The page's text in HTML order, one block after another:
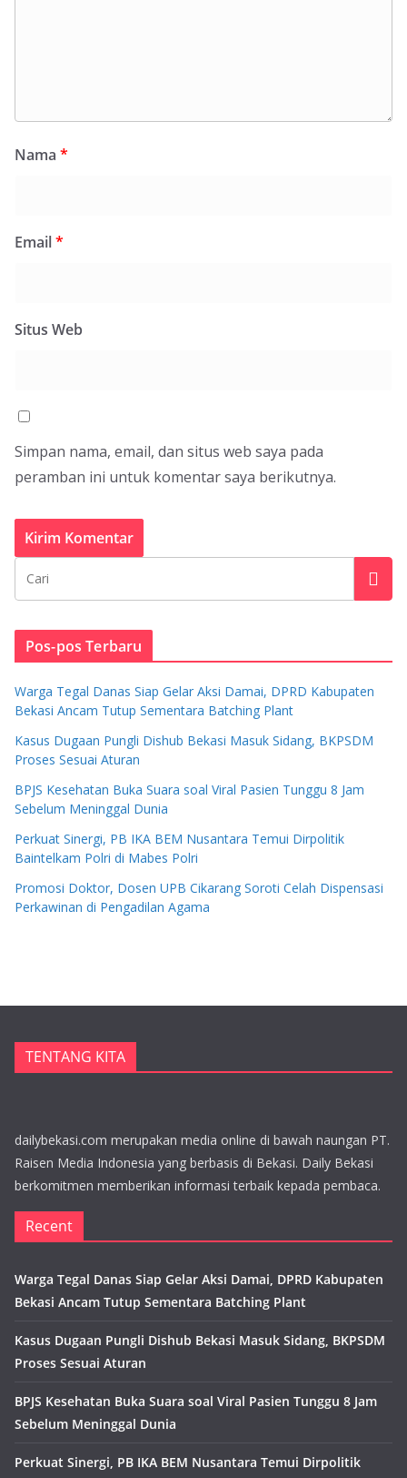
Nama *
Email*
Situs Web
Simpan nama, email, dan situs web saya pada
peramban ini untuk komentar saya berikutnya.
Pos-pos Terbaru
Warga Tegal Danas Siap Gelar Aksi Damai, DPRD Kabupaten
Bekasi Ancam Tutup Sementara Batching Plant
Kasus Dugaan Pungli Dishub Bekasi Masuk Sidang, BKPSDM
Proses Sesuai Aturan
BPJS Kesehatan Buka Suara soal Viral Pasien Tunggu 8 Jam
Sebelum Meninggal Dunia
Perkuat Sinergi, PB IKA BEM Nusantara Temui Dirpolitik
Baintelkam Polri di Mabes Polri
Promosi Doktor, Dosen UPB Cikarang Soroti Celah Dispensasi
Perkawinan di Pengadilan Agama
TENTANG KITA
dailybekasi.com merupakan media online di bawah naungan PT.
Raisen Media Indonesia yang berbasis di Bekasi. Daily Bekasi
berkomitmen memberikan informasi terbaik kepada pembaca.
Recent
Warga Tegal Danas Siap Gelar Aksi Damai, DPRD Kabupaten
Bekasi Ancam Tutup Sementara Batching Plant
Kasus Dugaan Pungli Dishub Bekasi Masuk Sidang, BKPSDM
Proses Sesuai Aturan
BPJS Kesehatan Buka Suara soal Viral Pasien Tunggu 8 Jam
Sebelum Meninggal Dunia
Perkuat Sinergi, PB IKA BEM Nusantara Temui Dirpolitik